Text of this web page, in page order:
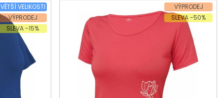
VĚTŠÍ VELIKOSTI
VÝPRODEJ
SLEVA -15%
VÝPRODEJ
SLEVA -50%